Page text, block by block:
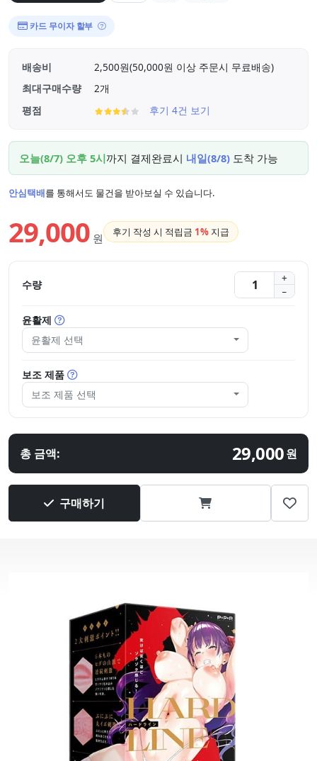
카드 무이자 할부
배송비
2,500원(50,000원 이상 주문시 무료배송)
최대구매수량
2개
평점
후기 4건 보기
오늘(8/7) 오후 5시까지 결제완료시 내일(8/8) 도착 가능
안심택배를 통해서도 물건을 받아보실 수 있습니다.
29,000 원 후기 작성 시 적립금 1% 지급
수량
윤활제
윤활제 선택
보조 제품
보조 제품 선택
총 금액: 29,000원
구매하기